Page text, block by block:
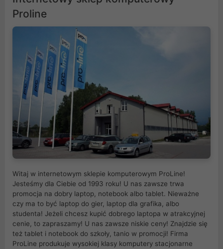
Proline
Witaj w internetowym sklepie komputerowym ProLine!
Jesteśmy dla Ciebie od 1993 roku! U nas zawsze trwa
promocja na dobry laptop, notebook albo tablet. Nieważne
czy ma to być laptop do gier, laptop dla grafika, albo
studenta! Jeżeli chcesz kupić dobrego laptopa w atrakcyjnej
cenie, to zapraszamy! U nas zawsze niskie ceny! Znajdzie się
też tablet i notebook do szkoły, tanio w promocji! Firma
ProLine produkuje wysokiej klasy komputery stacjonarne